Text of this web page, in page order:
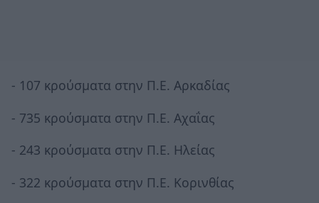
- 107 κρούσματα στην Π.Ε. Αρκαδίας
- 735 κρούσματα στην Π.Ε. Αχαΐας
- 243 κρούσματα στην Π.Ε. Ηλείας
- 322 κρούσματα στην Π.Ε. Κορινθίας